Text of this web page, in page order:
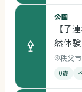
公園
【子
然体験
秩父市
0歳